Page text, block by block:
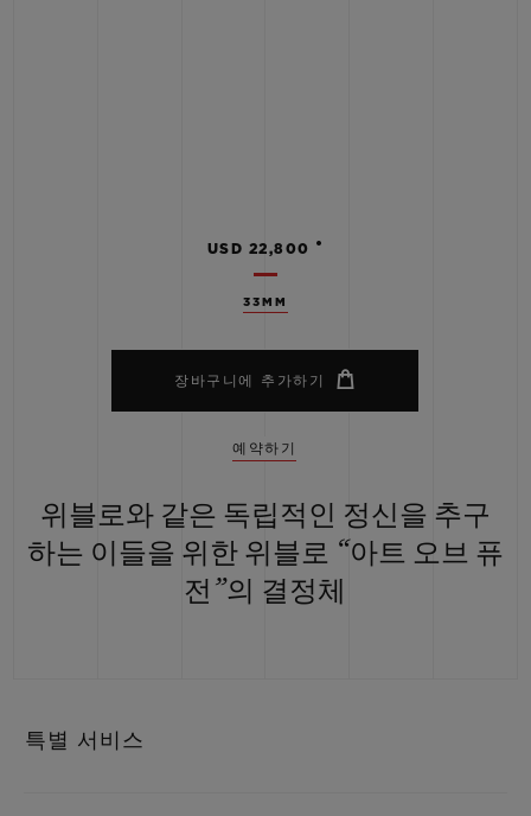
33MM
USD 22,800 •
장바구니에 추가하기
예약하기
위블로와 같은 독립적인 정신을 추구
하는 이들을 위한 위블로 “아트 오브 퓨
전”의 결정체
특별 서비스